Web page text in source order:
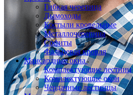
Гибкая черепица
Дымоходы
Костыли кровельные
Металлочерепица
Софиты
Фальцевая кровля
Мансардные окна
Комплектующие лестниц
Комплектующие окон
Чердачные лестницы